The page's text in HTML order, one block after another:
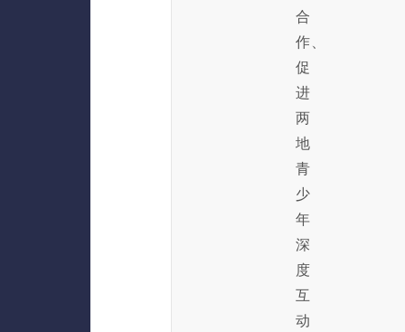
合
作、
促
进
两
地
青
少
年
深
度
互
动